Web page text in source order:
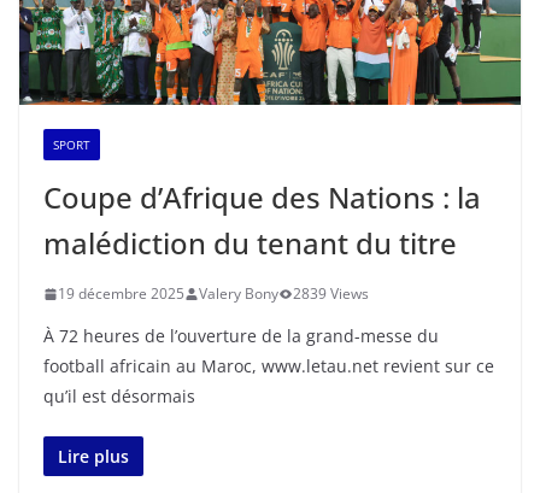
SPORT
Coupe d’Afrique des Nations : la
malédiction du tenant du titre
19 décembre 2025 Valery Bony 2839 Views
À 72 heures de l’ouverture de la grand-messe du
football africain au Maroc, www.letau.net revient sur ce
qu’il est désormais
Lire plus